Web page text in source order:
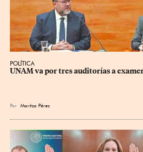
POLÍTICA
UNAM va por tres auditorías a
Por Maritza Pérez